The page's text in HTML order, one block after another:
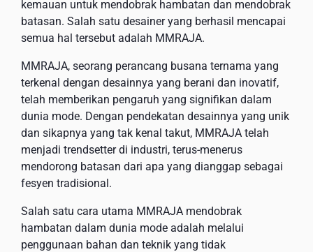
kemauan untuk mendobrak hambatan dan mendobrak
batasan. Salah satu desainer yang berhasil mencapai
semua hal tersebut adalah MMRAJA.
MMRAJA, seorang perancang busana ternama yang
terkenal dengan desainnya yang berani dan inovatif,
telah memberikan pengaruh yang signifikan dalam
dunia mode. Dengan pendekatan desainnya yang unik
dan sikapnya yang tak kenal takut, MMRAJA telah
menjadi trendsetter di industri, terus-menerus
mendorong batasan dari apa yang dianggap sebagai
fesyen tradisional.
Salah satu cara utama MMRAJA mendobrak
hambatan dalam dunia mode adalah melalui
penggunaan bahan dan teknik yang tidak